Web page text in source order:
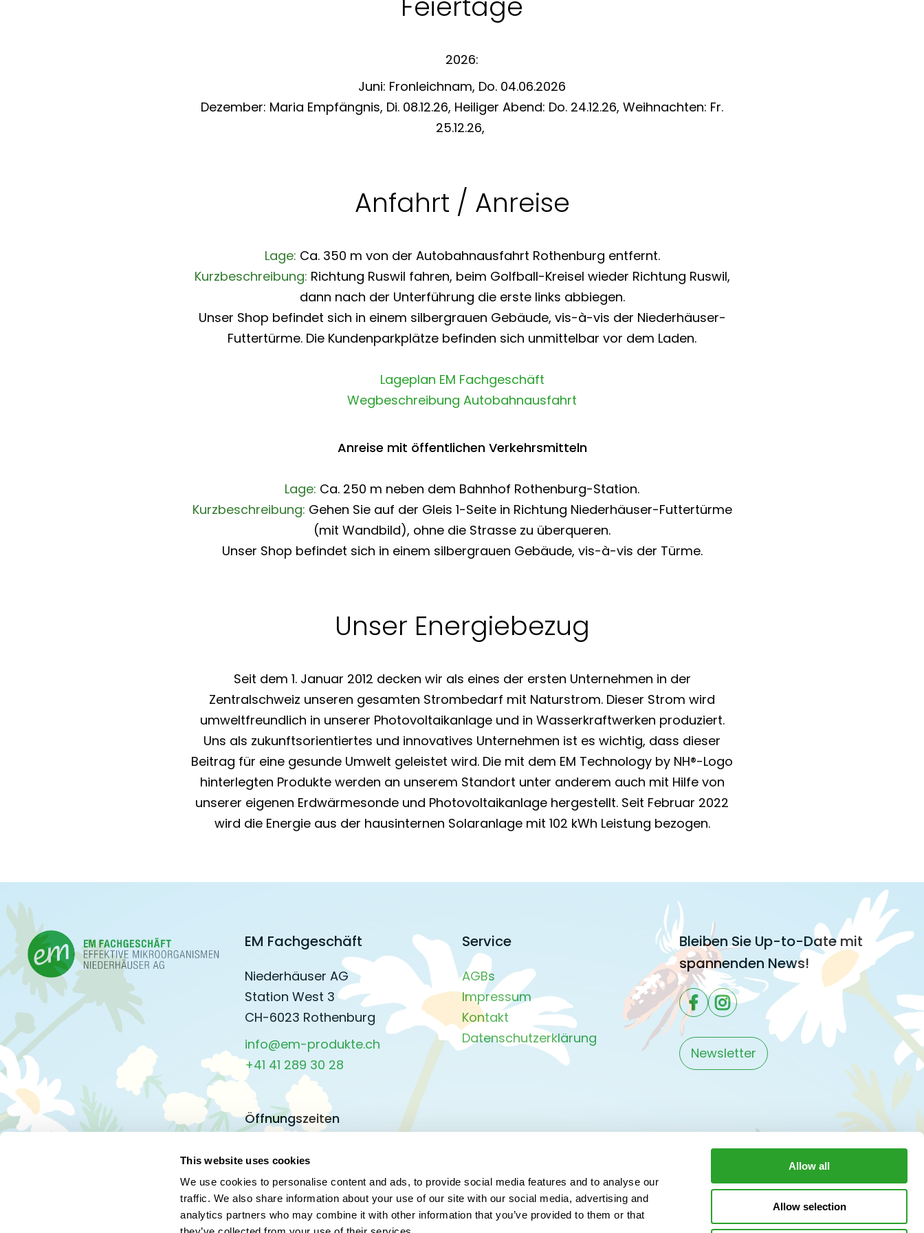
This website uses cookies
We use cookies to personalise content and ads, to provide social media features and to analyse our
traffic. We also share information about your use of our site with our social media, advertising and
analytics partners who may combine it with other information that you’ve provided to them or that
Allow all
Allow selection
2026:
Juni: Fronleichnam, Do. 04.06.2026
Dezember: Maria Empfängnis, Di. 08.12.26, Heiliger Abend: Do. 24.12.26, Weihnachten: Fr.
25.12.26,
Anfahrt / Anreise
Lage: Ca. 350 m von der Autobahnausfahrt Rothenburg entfernt.
Kurzbeschreibung: Richtung Ruswil fahren, beim Golfball-Kreisel wieder Richtung Ruswil,
dann nach der Unterführung die erste links abbiegen.
Unser Shop befindet sich in einem silbergrauen Gebäude, vis-à-vis der Niederhäuser-
Futtertürme. Die Kundenparkplätze befinden sich unmittelbar vor dem Laden.
Lageplan EM Fachgeschäft
Wegbeschreibung Autobahnausfahrt
Anreise mit öffentlichen Verkehrsmitteln
Lage: Ca. 250 m neben dem Bahnhof Rothenburg-Station.
Kurzbeschreibung: Gehen Sie auf der Gleis 1-Seite in Richtung Niederhäuser-Futtertürme
(mit Wandbild), ohne die Strasse zu überqueren.
Unser Shop befindet sich in einem silbergrauen Gebäude, vis-à-vis der Türme.
Unser Energiebezug
Seit dem 1. Januar 2012 decken wir als eines der ersten Unternehmen in der
Zentralschweiz unseren gesamten Strombedarf mit Naturstrom. Dieser Strom wird
umweltfreundlich in unserer Photovoltaikanlage und in Wasserkraftwerken produziert.
Uns als zukunftsorientiertes und innovatives Unternehmen ist es wichtig, dass dieser
Beitrag für eine gesunde Umwelt geleistet wird. Die mit dem EM Technology by NH®-Logo
hinterlegten Produkte werden an unserem Standort unter anderem auch mit Hilfe von
unserer eigenen Erdwärmesonde und Photovoltaikanlage hergestellt. Seit Februar 2022
wird die Energie aus der hausinternen Solaranlage mit 102 kWh Leistung bezogen.
EM Fachgeschäft
Niederhäuser AG
Station West 3
CH-6023 Rothenburg
info@em-produkte.ch
+41 41 289 30 28
Öffnungszeiten
08.00 – 11.45 Uhr
13.30 – 17.15 Uhr
Freitag und vor Feiertagen:
Service
AGBs
Impressum
Kontakt
Datenschutzerklärung
Bleiben Sie Up-to-Date mit
spannenden News!
Newsletter